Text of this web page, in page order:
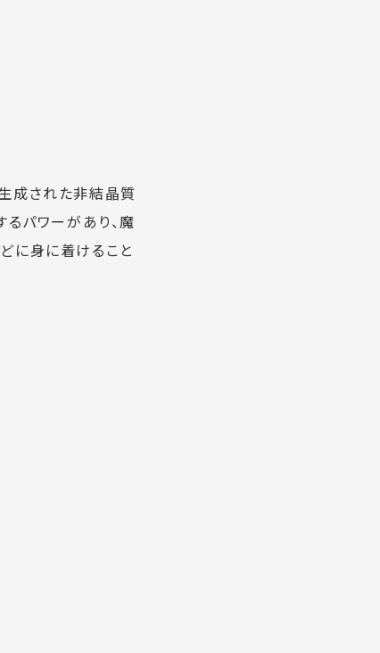
成された非結晶質
パワーがあり、魔
に身に着けること